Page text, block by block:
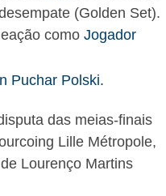
(Golden Set).
como Jogador
Puchar Polski.
das meias-finais
Lille Métropole,
Lourenço Martins